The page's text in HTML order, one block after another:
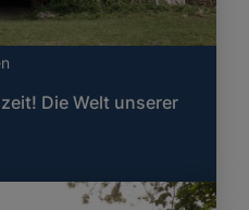
Die Welt unserer